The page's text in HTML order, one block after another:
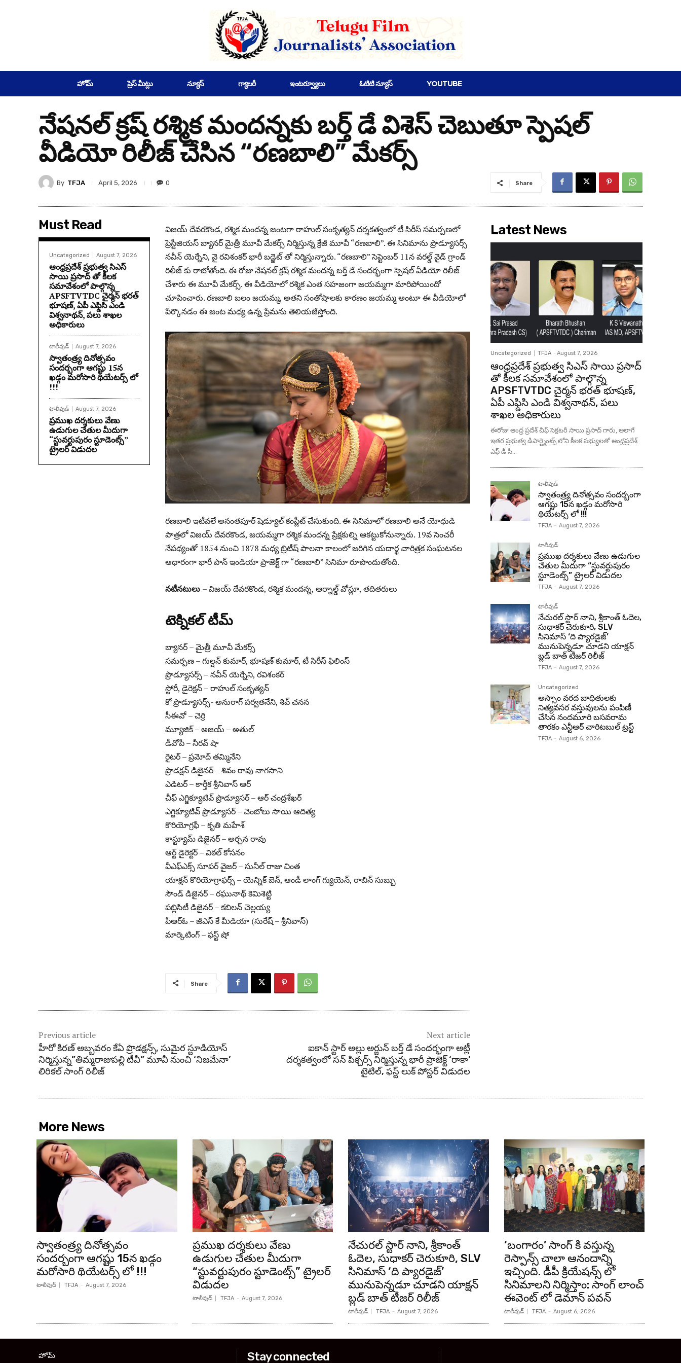
హోమ్ ప్రెస్ మీట్లు న్యూస్ గ్యాలరీ ఇంటర్వ్యూలు ఓటిటి న్యూస్ YOUTUBE
నేషనల్ క్రష్ రశ్మిక మందన్నకు బర్త్ డే విశెస్ చెబుతూ స్పెషల్
వీడియో రిలీజ్ చేసిన “రణబాలి” మేకర్స్
By TFJA April 5, 2026 0 Share
Must Read
Uncategorized August 7, 2026
ఆంధ్రప్రదేశ్ ప్రభుత్వ సిఎస్
సాయి ప్రసాద్ తో కీలక
సమావేశంలో పాల్గొన్న
APSFTVTDC చైర్మన్ భరత్
భూషణ్, ఏపీ ఎఫ్డిసి ఎండి
విశ్వనాథన్, పలు శాఖల
అధికారులు
టాలీవుడ్ August 7, 2026
స్వాతంత్ర్య దినోత్సవం
సందర్బంగా ఆగష్టు 15న
ఖడ్గం మరోసారి థియేటర్స్ లో
!!!
టాలీవుడ్ August 7, 2026
ప్రముఖ దర్శకులు వేణు
ఉడుగుల చేతుల మీదుగా
“స్టువర్టుపురం స్టూడెంట్స్”
ట్రైలర్ విడుదల
విజయ్ దేవరకొండ, రశ్మిక మందన్న జంటగా రాహుల్ సంకృత్యన్ దర్శకత్వంలో టీ సిరీస్ సమర్పణలో
ప్రెస్టీజియస్ బ్యానర్ మైత్రీ మూవీ మేకర్స్ నిర్మిస్తున్న క్రేజీ మూవీ “రణబాలి”. ఈ సినిమాను ప్రొడ్యూసర్స్
నవీన్ యెర్నేని, వై రవిశంకర్ భారీ బడ్జెట్ తో నిర్మిస్తున్నారు. “రణబాలి” సెప్టెంబర్ 11న వరల్డ్ వైడ్ గ్రాండ్
రిలీజ్ కు రాబోతోంది. ఈ రోజు నేషనల్ క్రష్ రశ్మిక మందన్న బర్త్ డే సందర్భంగా స్పెషల్ వీడియో రిలీజ్
చేశారు ఈ మూవీ మేకర్స్. ఈ వీడియోలో రశ్మిక ఎంత సహజంగా జయమ్మగా మారిపోయిందో
చూపించారు. రణబాలి బలం జయమ్మ, అతని సంతోషాలకు కారణం జయమ్మ అంటూ ఈ వీడియోలో
పేర్కొనడం ఈ జంట మధ్య ఉన్న ప్రేమను తెలియజేస్తోంది.
రణబాలి ఇటీవలే అనంతపూర్ షెడ్యూల్ కంప్లీట్ చేసుకుంది. ఈ సినిమాలో రణబాలి అనే యోధుడి
పాత్రలో విజయ్ దేవరకొండ, జయమ్మగా రశ్మిక మందన్న ప్రేక్షకుల్ని ఆకట్టుకోనున్నారు. 19వ సెంచరీ
నేపథ్యంతో 1854 నుంచి 1878 మధ్య బ్రిటీష్ పాలనా కాలంలో జరిగిన యదార్థ చారిత్రక సంఘటనల
ఆధారంగా భారీ పాన్ ఇండియా ప్రాజెక్ట్ గా “రణబాలి” సినిమా రూపొందుతోంది.
నటీనటులు – విజయ్ దేవరకొండ, రశ్మిక మందన్న, ఆర్నాల్డ్ వోస్లూ, తదితరులు
టెక్నికల్ టీమ్
బ్యానర్ – మైత్రీ మూవీ మేకర్స్
సమర్పణ – గుల్షన్ కుమార్, భూషణ్ కుమార్, టీ సిరీస్ ఫిలింస్
ప్రొడ్యూసర్స్ – నవీన్ యెర్నేని, రవిశంకర్
స్టోరీ, డైరెక్షన్ – రాహుల్ సంకృత్యన్
కో ప్రొడ్యూసర్స్- అనురాగ్ పర్వతనేని, శివ్ చనన
సీఈవో – చెర్రి
మ్యూజిక్ – అజయ్ – అతుల్
డీవోపీ – నీరవ్ షా
రైటర్ – ప్రమోద్ తమ్మినేని
ప్రొడక్షన్ డిజైనర్ – శివం రావు నాగసాని
ఎడిటర్ – కార్తీక శ్రీనివాస్ ఆర్
చీఫ్ ఎగ్జిక్యూటివ్ ప్రొడ్యూసర్ – ఆర్ చంద్రశేఖర్
ఎగ్జిక్యూటివ్ ప్రొడ్యూసర్ – చెంబోలు సాయి ఆదిత్య
కొరియోగ్రఫీ – కృతి మహేశ్
కాస్ట్యూమ్ డిజైనర్ – అర్చన రావు
ఆర్ట్ డైరెక్టర్ – విఠల్ కోసనం
వీఎఫ్ఎక్స్ సూపర్ వైజర్ – సునీల్ రాజు చింత
యాక్షన్ కొరియోగ్రాఫర్స్ – యెన్నిక్ బెన్, ఆండీ లాంగ్ గ్యుయెన్, రాబిన్ సుబ్బు
సౌండ్ డిజైనర్ – రఘునాథ్ కెమిశెట్టి
పబ్లిసిటీ డిజైనర్ – కబిలన్ చెల్లయ్య
పీఆర్ఓ – జీఎస్ కే మీడియా (సురేష్ – శ్రీనివాస్)
మార్కెటింగ్ – ఫస్ట్ షో
Share
Previous article
హీరో కిరణ్ అబ్బవరం కేఏ ప్రొడక్షన్స్, సుమైర స్టూడియోస్
నిర్మిస్తున్న”తిమ్మరాజుపల్లి టీవీ” మూవీ నుంచి ‘నిజమేనా’
లిరికల్ సాంగ్ రిలీజ్
Next article
ఐకాన్ స్టార్ అల్లు అర్జున్ బర్త్ డే సందర్భంగా అట్లీ
దర్శకత్వంలో సన్ పిక్చర్స్ నిర్మిస్తున్న భారీ ప్రాజెక్ట్ ‘రాకా’
టైటిల్, ఫస్ట్ లుక్ పోస్టర్ విడుదల
Latest News
Uncategorized TFJA - August 7, 2026
ఆంధ్రప్రదేశ్ ప్రభుత్వ సిఎస్ సాయి ప్రసాద్
తో కీలక సమావేశంలో పాల్గొన్న
APSFTVTDC చైర్మన్ భరత్ భూషణ్,
ఏపీ ఎఫ్డిసి ఎండి విశ్వనాథన్, పలు
శాఖల అధికారులు
ఈరోజు ఆంధ్ర ప్రదేశ్ చీఫ్ సెక్రటరీ సాయి ప్రసాద్ గారు, అలాగే
ఇతర ప్రభుత్వ డిపార్ట్మెంట్స్ లోని కీలక సభ్యులతో ఆంధ్రప్రదేశ్
ఎఫ్ డి సి...
టాలీవుడ్
స్వాతంత్ర్య దినోత్సవం సందర్బంగా
ఆగష్టు 15న ఖడ్గం మరోసారి
థియేటర్స్ లో !!!
TFJA - August 7, 2026
టాలీవుడ్
ప్రముఖ దర్శకులు వేణు ఉడుగుల
చేతుల మీదుగా “స్టువర్టుపురం
స్టూడెంట్స్” ట్రైలర్ విడుదల
TFJA - August 7, 2026
టాలీవుడ్
నేచురల్ స్టార్ నాని, శ్రీకాంత్ ఓదెల,
సుధాకర్ చెరుకూరి, SLV
సినిమాస్ ‘ది ప్యారడైజ్’
మునుపెన్నడూ చూడని యాక్షన్
బ్లడ్ బాత్ టీజర్ రిలీజ్
TFJA - August 7, 2026
Uncategorized
అస్సాం వరద బాధితులకు
నిత్యవసర వస్తువులను పంపిణీ
చేసిన నందమూరి బసవరామ
తారకం ఎన్టీఆర్ చారిటబుల్ ట్రస్ట్
TFJA - August 6, 2026
More News
స్వాతంత్ర్య దినోత్సవం
సందర్బంగా ఆగష్టు 15న ఖడ్గం
మరోసారి థియేటర్స్ లో !!!
టాలీవుడ్ TFJA - August 7, 2026
ప్రముఖ దర్శకులు వేణు
ఉడుగుల చేతుల మీదుగా
“స్టువర్టుపురం స్టూడెంట్స్” ట్రైలర్
విడుదల
టాలీవుడ్ TFJA - August 7, 2026
నేచురల్ స్టార్ నాని, శ్రీకాంత్
ఓదెల, సుధాకర్ చెరుకూరి, SLV
సినిమాస్ ‘ది ప్యారడైజ్’
మునుపెన్నడూ చూడని యాక్షన్
బ్లడ్ బాత్ టీజర్ రిలీజ్
టాలీవుడ్ TFJA - August 7, 2026
‘బంగారం’ సాంగ్ కి వస్తున్న
రెస్పాన్స్ చాలా ఆనందాన్ని
ఇచ్చింది. డీపీ క్రియేషన్స్ లో
సినిమాలని నిర్మిస్తాం: సాంగ్ లాంచ్
ఈవెంట్ లో డెమాన్ పవన్
టాలీవుడ్ TFJA - August 6, 2026
హోమ్ Stay connected